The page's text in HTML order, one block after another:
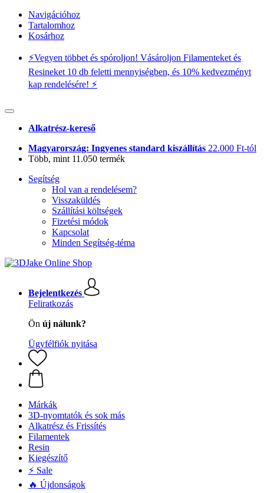
Navigációhoz
Tartalomhoz
Kosárhoz
⚡️Vegyen többet és spóroljon! Vásároljon Filamenteket és
Resineket 10 db feletti mennyiségben, és 10% kedvezményt
kap rendelésére! ⚡️
Alkatrész-kereső
Magyarország: Ingyenes standard kiszállítás 22.000 Ft-tól
Több, mint 11.050 termék
Segítség
Hol van a rendelésem?
Visszaküldés
Szállítási költségek
Fizetési módok
Kapcsolat
Minden Segítség-téma
Bejelentkezés
Feliratkozás
Ön új nálunk?
Ügyfélfiók nyitása
Márkák
3D-nyomtatók és sok más
Alkatrész és Frissítés
Filamentek
Resin
Kiegészítő
⚡ Sale
🔥 Újdonságok